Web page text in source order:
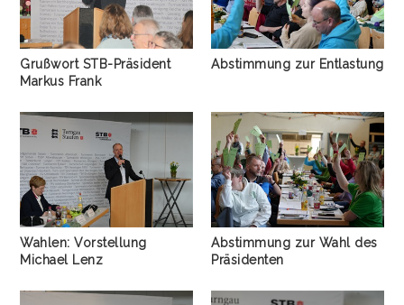
Grußwort STB-Präsident
Markus Frank
Abstimmung zur Entlastung
Wahlen: Vorstellung
Michael Lenz
Abstimmung zur Wahl des
Präsidenten